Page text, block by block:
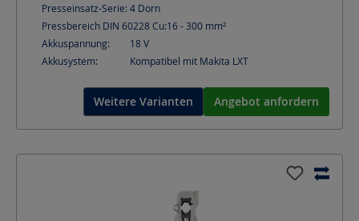
Presseinsatz-Serie: 4 Dorn
Pressbereich DIN 60228 Cu:16 - 300 mm²
Akkuspannung:
18V
Akkusystem:
Kompatibel mit Makita LXT
Weitere Varianten Angebot anfordern